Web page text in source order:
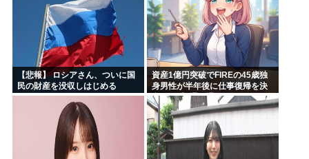
【悲報】 ロシアさん、ついに国
民の財産を没収しはじめる
資産1億円突破でFIREの45歳独
身男性が半年後に仕事復帰を決
意した「1通の通知」